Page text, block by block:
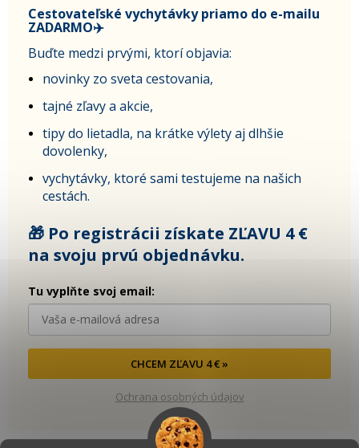
Cestovateľské vychytávky priamo do e-mailu
ZADARMO✈️
Buďte medzi prvými, ktorí objavia:
novinky zo sveta cestovania,
tajné zľavy a akcie,
tipy do lietadla, na krátke výlety aj dlhšie
dovolenky,
vychytávky, ktoré sami testujeme na našich
cestách.
🎁 Po registrácii získate ZĽAVU 4 €
na svoju prvú objednávku.
Tu vyplňte svoj email:
CHCEM ZĽAVU 4 € »
Ochrana osobných údajov